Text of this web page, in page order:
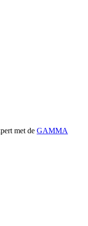
met de GAMMA